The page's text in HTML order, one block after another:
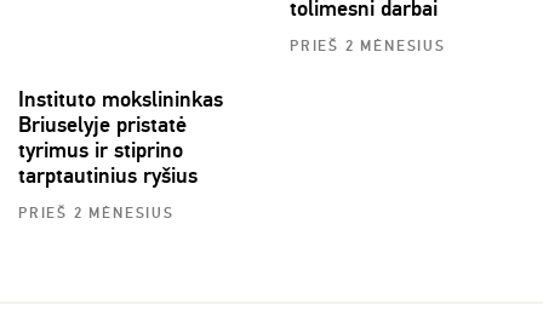
tolimesni darbai
PRIEŠ 2 MĖNESIUS
Instituto mokslininkas
Briuselyje pristatė
tyrimus ir stiprino
tarptautinius ryšius
PRIEŠ 2 MĖNESIUS